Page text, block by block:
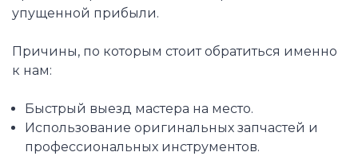
упущенной прибыли.
Причины, по которым стоит обратиться именно
к нам:
Быстрый выезд мастера на место.
Использование оригинальных запчастей и
профессиональных инструментов.